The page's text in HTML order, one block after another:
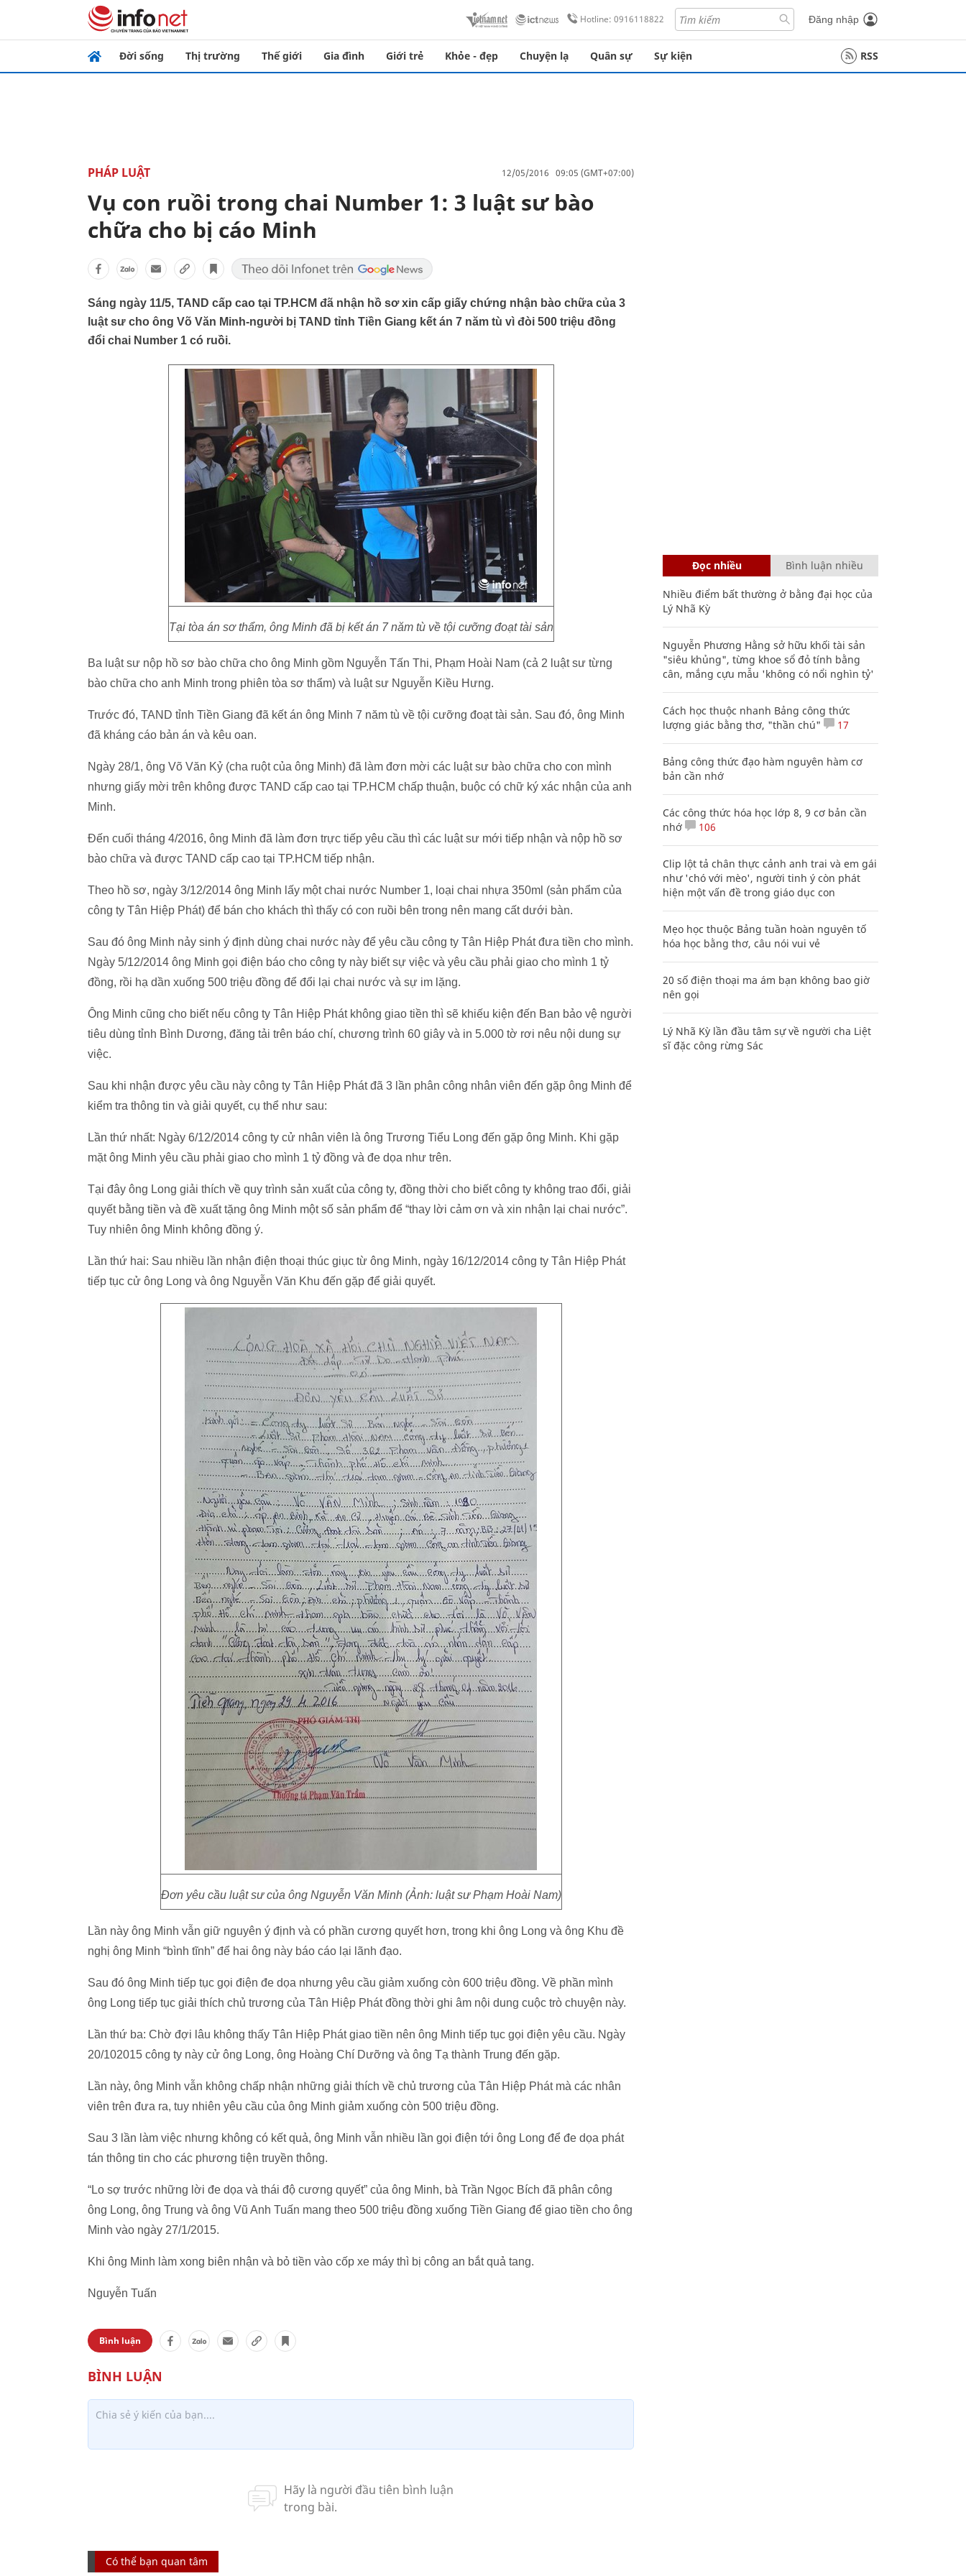
Hotline: 0916118822 Đăng nhập
Đời sống Thị trường Thế giới Gia đình Giới trẻ Khỏe - đẹp Chuyện lạ Quân sự Sự kiện RSS
PHÁP LUẬT 12/05/2016 09:05 (GMT+07:00)
Vụ con ruồi trong chai Number 1: 3 luật sư bào
chữa cho bị cáo Minh
Sáng ngày 11/5, TAND cấp cao tại TP.HCM đã nhận hồ sơ xin cấp giấy chứng nhận bào chữa của 3
luật sư cho ông Võ Văn Minh-người bị TAND tỉnh Tiền Giang kết án 7 năm tù vì đòi 500 triệu đồng
đổi chai Number 1 có ruồi.
Tại tòa án sơ thẩm, ông Minh đã bị kết án 7 năm tù về tội cưỡng đoạt tài sản
Ba luật sư nộp hồ sơ bào chữa cho ông Minh gồm Nguyễn Tấn Thi, Phạm Hoài Nam (cả 2 luật sư từng
bào chữa cho anh Minh trong phiên tòa sơ thẩm) và luật sư Nguyễn Kiều Hưng.
Trước đó, TAND tỉnh Tiền Giang đã kết án ông Minh 7 năm tù về tội cưỡng đoạt tài sản. Sau đó, ông Minh
đã kháng cáo bản án và kêu oan.
Ngày 28/1, ông Võ Văn Kỷ (cha ruột của ông Minh) đã làm đơn mời các luật sư bào chữa cho con mình
nhưng giấy mời trên không được TAND cấp cao tại TP.HCM chấp thuận, buộc có chữ ký xác nhận của anh
Minh.
Đến cuối tháng 4/2016, ông Minh đã làm đơn trực tiếp yêu cầu thì các luật sư mới tiếp nhận và nộp hồ sơ
bào chữa và được TAND cấp cao tại TP.HCM tiếp nhận.
Theo hồ sơ, ngày 3/12/2014 ông Minh lấy một chai nước Number 1, loại chai nhựa 350ml (sản phẩm của
công ty Tân Hiệp Phát) để bán cho khách thì thấy có con ruồi bên trong nên mang cất dưới bàn.
Sau đó ông Minh nảy sinh ý định dùng chai nước này để yêu cầu công ty Tân Hiệp Phát đưa tiền cho mình.
Ngày 5/12/2014 ông Minh gọi điện báo cho công ty này biết sự việc và yêu cầu phải giao cho mình 1 tỷ
đồng, rồi hạ dần xuống 500 triệu đồng để đổi lại chai nước và sự im lặng.
Ông Minh cũng cho biết nếu công ty Tân Hiệp Phát không giao tiền thì sẽ khiếu kiện đến Ban bảo vệ người
tiêu dùng tỉnh Bình Dương, đăng tải trên báo chí, chương trình 60 giây và in 5.000 tờ rơi nêu nội dung sự
việc.
Sau khi nhận được yêu cầu này công ty Tân Hiệp Phát đã 3 lần phân công nhân viên đến gặp ông Minh để
kiểm tra thông tin và giải quyết, cụ thể như sau:
Lần thứ nhất: Ngày 6/12/2014 công ty cử nhân viên là ông Trương Tiểu Long đến gặp ông Minh. Khi gặp
mặt ông Minh yêu cầu phải giao cho mình 1 tỷ đồng và đe dọa như trên.
Tại đây ông Long giải thích về quy trình sản xuất của công ty, đồng thời cho biết công ty không trao đổi, giải
quyết bằng tiền và đề xuất tặng ông Minh một số sản phẩm để “thay lời cảm ơn và xin nhận lại chai nước”.
Tuy nhiên ông Minh không đồng ý.
Lần thứ hai: Sau nhiều lần nhận điện thoại thúc giục từ ông Minh, ngày 16/12/2014 công ty Tân Hiệp Phát
tiếp tục cử ông Long và ông Nguyễn Văn Khu đến gặp để giải quyết.
Đơn yêu cầu luật sư của ông Nguyễn Văn Minh (Ảnh: luật sư Phạm Hoài Nam)
Lần này ông Minh vẫn giữ nguyên ý định và có phần cương quyết hơn, trong khi ông Long và ông Khu đề
nghị ông Minh “bình tĩnh” để hai ông này báo cáo lại lãnh đạo.
Sau đó ông Minh tiếp tục gọi điện đe dọa nhưng yêu cầu giảm xuống còn 600 triệu đồng. Về phần mình
ông Long tiếp tục giải thích chủ trương của Tân Hiệp Phát đồng thời ghi âm nội dung cuộc trò chuyện này.
Lần thứ ba: Chờ đợi lâu không thấy Tân Hiệp Phát giao tiền nên ông Minh tiếp tục gọi điện yêu cầu. Ngày
20/102015 công ty này cử ông Long, ông Hoàng Chí Dưỡng và ông Tạ thành Trung đến gặp.
Lần này, ông Minh vẫn không chấp nhận những giải thích về chủ trương của Tân Hiệp Phát mà các nhân
viên trên đưa ra, tuy nhiên yêu cầu của ông Minh giảm xuống còn 500 triệu đồng.
Sau 3 lần làm việc nhưng không có kết quả, ông Minh vẫn nhiều lần gọi điện tới ông Long để đe dọa phát
tán thông tin cho các phương tiện truyền thông.
“Lo sợ trước những lời đe dọa và thái độ cương quyết” của ông Minh, bà Trần Ngọc Bích đã phân công
ông Long, ông Trung và ông Vũ Anh Tuấn mang theo 500 triệu đồng xuống Tiền Giang để giao tiền cho ông
Minh vào ngày 27/1/2015.
Khi ông Minh làm xong biên nhận và bỏ tiền vào cốp xe máy thì bị công an bắt quả tang.
Nguyễn Tuấn
Bình luận
Có thể bạn quan tâm
Đọc nhiều Bình luận nhiều
Nhiều điểm bất thường ở bằng đại học của
Lý Nhã Kỳ
Nguyễn Phương Hằng sở hữu khối tài sản
"siêu khủng", từng khoe sổ đỏ tính bằng
cân, mắng cựu mẫu 'không có nổi nghìn tỷ'
Cách học thuộc nhanh Bảng công thức
lượng giác bằng thơ, "thần chú"
17
Bảng công thức đạo hàm nguyên hàm cơ
bản cần nhớ
Các công thức hóa học lớp 8, 9 cơ bản cần
nhớ
106
Clip lột tả chân thực cảnh anh trai và em gái
như 'chó với mèo', người tinh ý còn phát
hiện một vấn đề trong giáo dục con
Mẹo học thuộc Bảng tuần hoàn nguyên tố
hóa học bằng thơ, câu nói vui vẻ
20 số điện thoại ma ám bạn không bao giờ
nên gọi
Lý Nhã Kỳ lần đầu tâm sự về người cha Liệt
sĩ đặc công rừng Sác